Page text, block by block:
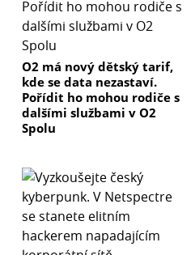
O2 má nový dětský tarif,
kde se data nezastaví.
Pořídit ho mohou rodiče s
dalšími službami v O2
Spolu